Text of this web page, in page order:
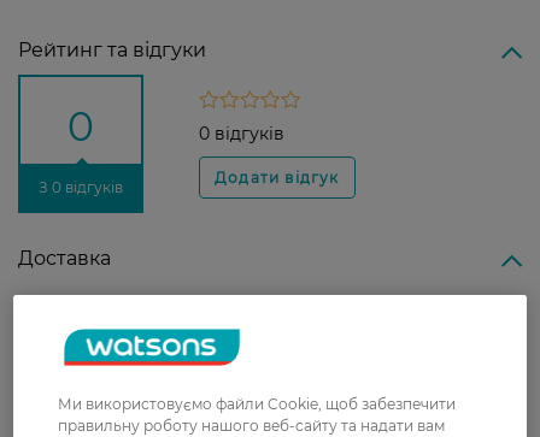
Рейтинг та відгуки
0
З 0 відгуків
0 відгуків
Доставка
У відділення Нової пошти - 99 грн,
безкоштовно від 699 грн
Укрпошта
Ми використовуємо файли Cookie, щоб забезпечити
правильну роботу нашого веб-сайту та надати вам